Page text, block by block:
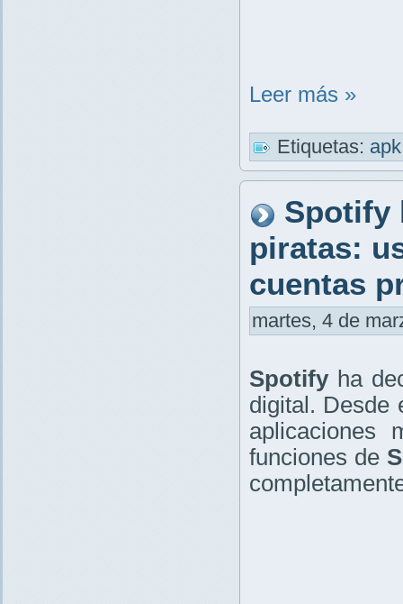
Leer más »
Etiquetas:
Spotify
piratas:
cuentas
martes, 4 de
Spotifyha
digital. Desde
aplicaciones
funciones de